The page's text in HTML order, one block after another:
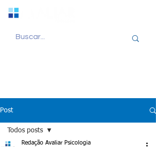
Post
Todos posts
Redação Avaliar Psicologia